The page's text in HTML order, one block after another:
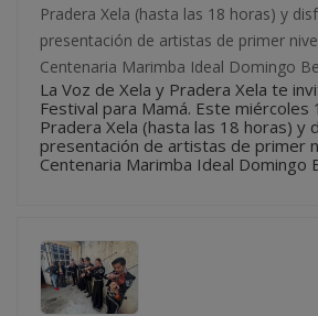
Pradera Xela (hasta las 18 horas) y
presentación de artistas de primer
Centenaria Marimba Ideal Domingo
La Voz de Xela y Pradera Xela te
Festival para Mamá. Este miércoles
Pradera Xela (hasta las 18 horas) y
presentación de artistas de primer
Centenaria Marimba Ideal Domingo